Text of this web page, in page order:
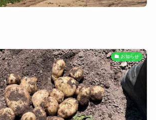
お知らせ